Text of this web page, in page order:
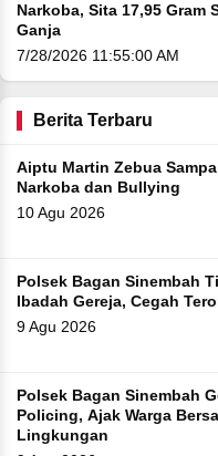
Narkoba, Sita 17,95 Gram
Ganja
7/28/2026 11:55:00 AM
Berita Terbaru
Aiptu Martin Zebua
Narkoba dan Bullying
10 Agu 2026
Polsek Bagan Sinembah
Ibadah Gereja, Cegah
9 Agu 2026
Polsek Bagan Sinembah
Policing, Ajak Warga
Lingkungan